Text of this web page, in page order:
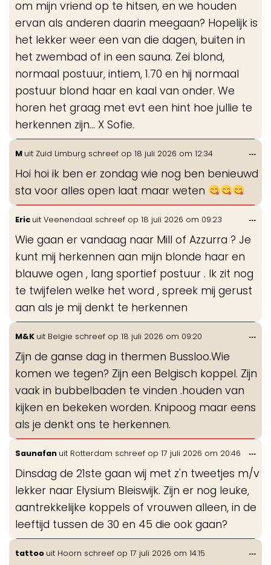
om mijn vriend op te hitsen, en we houden
ervan als anderen daarin meegaan? Hopelijk is
het lekker weer een van die dagen, buiten in
het zwembad of in een sauna. Zei blond,
normaal postuur, intiem, 1.70 en hij normaal
postuur blond haar en kaal van onder. We
horen het graag met evt een hint hoe jullie te
herkennen zijn… X Sofie.
M uit Zuid Limburg schreef op 18 juli 2026 om 12:34
Hoi hoi ik ben er zondag wie nog ben benieuwd
sta voor alles open laat maar weten
...
Eric uit Veenendaal schreef op 18 juli 2026 om 09:23
Wie gaan er vandaag naar Mill of Azzurra ? Je
kunt mij herkennen aan mijn blonde haar en
blauwe ogen , lang sportief postuur . Ik zit nog
te twijfelen welke het word , spreek mij gerust
aan als je mij denkt te herkennen
...
M&K uit Belgie schreef op 18 juli 2026 om 09:20
Zijn de ganse dag in thermen Bussloo.Wie
komen we tegen? Zijn een Belgisch koppel. Zijn
vaak in bubbelbaden te vinden .houden van
kijken en bekeken worden. Knipoog maar eens
als je denkt ons te herkennen.
...
Saunafan uit Rotterdam schreef op 17 juli 2026 om 20:46
Dinsdag de 21ste gaan wij met z'n tweetjes m/v
lekker naar Elysium Bleiswijk. Zijn er nog leuke,
aantrekkelijke koppels of vrouwen alleen, in de
leeftijd tussen de 30 en 45 die ook gaan?
...
tattoo uit Hoorn schreef op 17 juli 2026 om 14:15 ...